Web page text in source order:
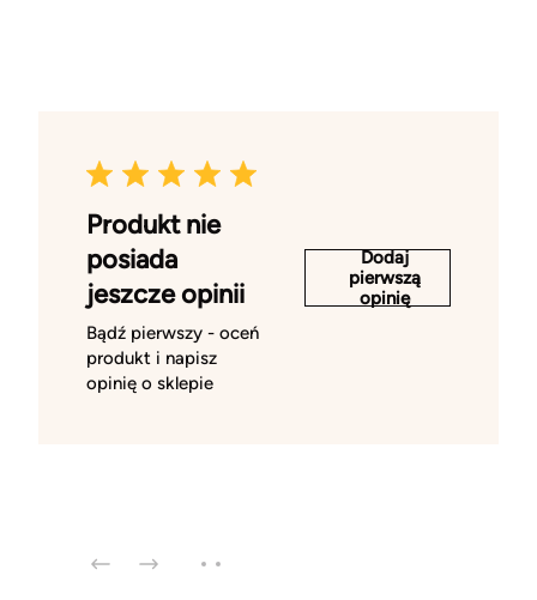
Produkt nie
posiada
jeszcze opinii
Bądź pierwszy - oceń
produkt i napisz
opinię o sklepie
Dodaj
pierwszą
opinię